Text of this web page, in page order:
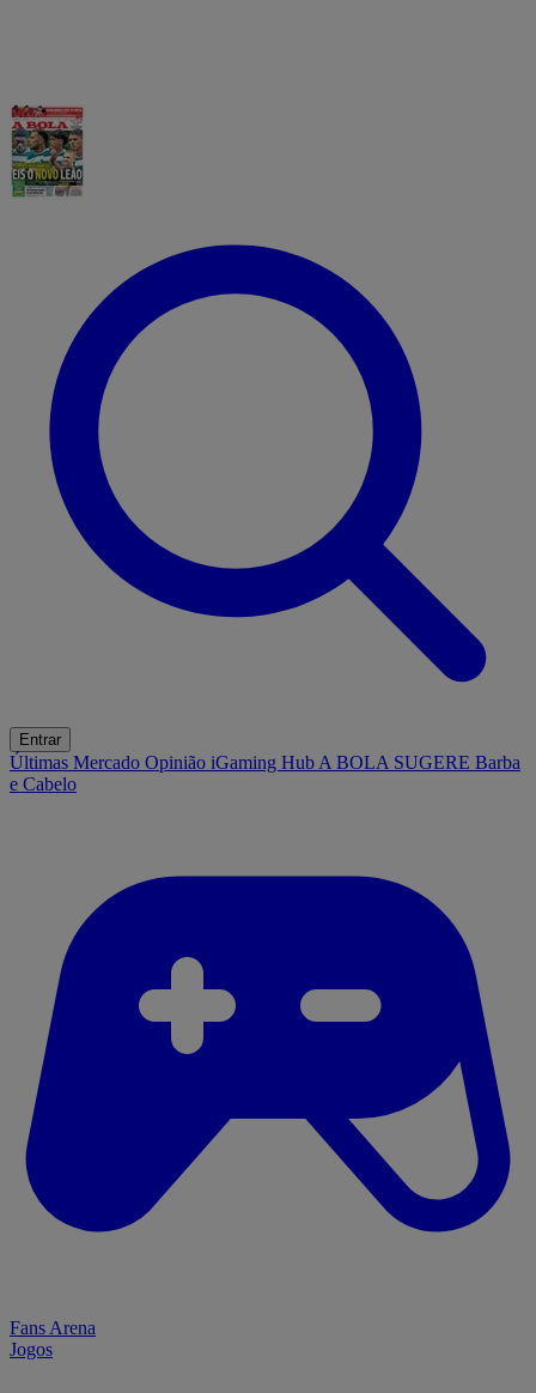
Entrar
Últimas Mercado Opinião iGaming Hub A BOLA SUGERE Barba
e Cabelo
Fans Arena
Jogos